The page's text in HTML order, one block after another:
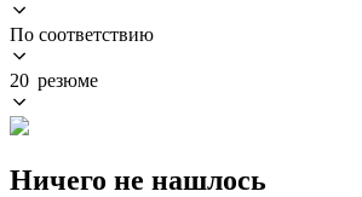
По соответствию
20 резюме
Ничего не нашлось